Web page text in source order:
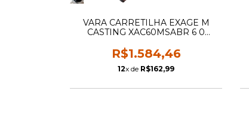
VARA CARRETILHA EXAGE M
CASTING XAC60MSABR 6 0
R$1.584,46
12x de R$162,99